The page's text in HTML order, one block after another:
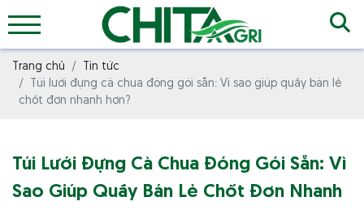
Trang chủ
Tin tức
Túi lưới đựng cà chua đóng gói sẵn: Vì sao giúp quầy bán lẻ
chốt đơn nhanh hơn?
Túi Lưới Đựng Cà Chua Đóng Gói Sẵn: Vì
Sao Giúp Quầy Bán Lẻ Chốt Đơn Nhanh